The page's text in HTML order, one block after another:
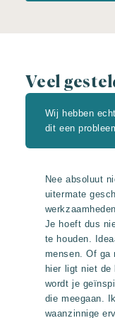
Veel
Wij hebben
dit een
Nee absoluut
uitermate
Je hoeft dus
te houden.
mensen. Of ga
hier ligt niet de
wordt je
die meegaan.
waanzinnige